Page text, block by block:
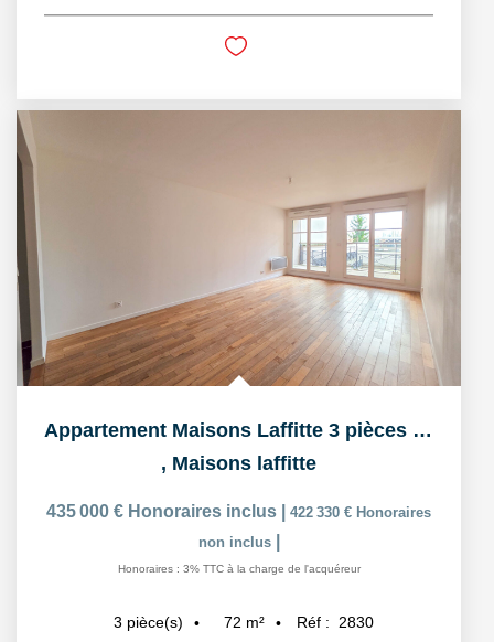
Appartement Maisons Laffitte 3 pièces 71.70 m2
, Maisons laffitte
435 000 € Honoraires inclus 422 330 € Honoraires
non inclus
Honoraires : 3% TTC à la charge de l'acquéreur
3 pièce(s) 72 m² Réf : 2830